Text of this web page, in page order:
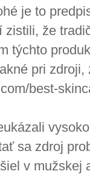
je to
že
týchto
pri
best-
sa zdroj
v mužskej